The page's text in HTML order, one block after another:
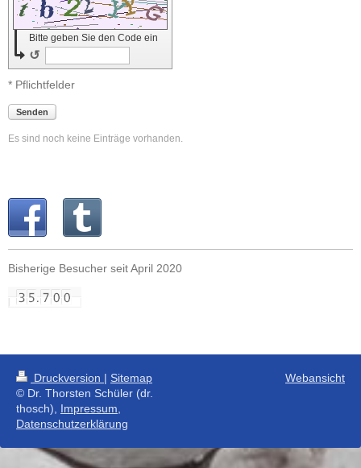
Bitte geben Sie den Code ein
↺
* Pflichtfelder
Senden
Es sind noch keine Einträge vorhanden.
Bisherige Besucher seit April 2020
Druckversion | Sitemap
© Dr. Thorsten Schüler (dr.
thosch), Impressum
Datenschutzerklärung
Webansicht